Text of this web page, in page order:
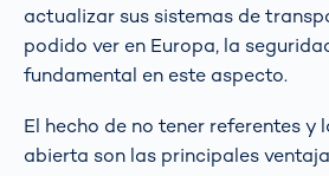
actualizar sus sistemas de
podido ver en Europa, la
fundamental en este aspecto.
El hecho de no tener referentes y
abierta son las principales